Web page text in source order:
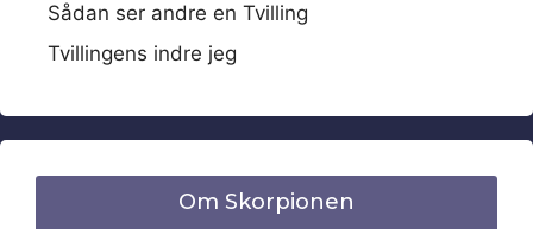
Sådan ser andre en Tvilling
Tvillingens indre jeg
Om Skorpionen